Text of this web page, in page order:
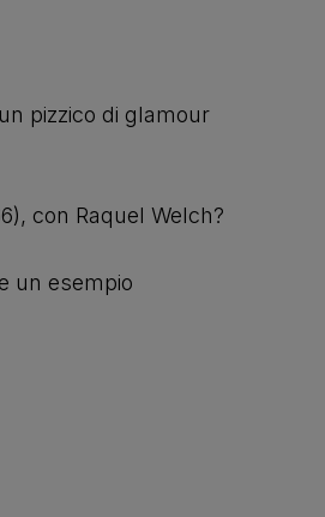
pizzico di glamour
con Raquel Welch?
un esempio